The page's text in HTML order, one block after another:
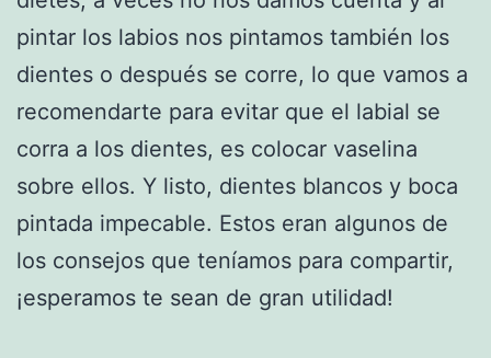
pintar los labios nos pintamos también los
dientes o después se corre, lo que vamos a
recomendarte para evitar que el labial se
corra a los dientes, es colocar vaselina
sobre ellos. Y listo, dientes blancos y boca
pintada impecable. Estos eran algunos de
los consejos que teníamos para compartir,
¡esperamos te sean de gran utilidad!